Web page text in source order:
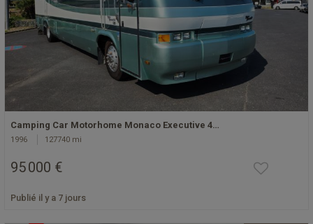
Camping Car Motorhome Monaco Executive 4…
1996 127740 mi
95 000 €
Publié il y a 7 jours